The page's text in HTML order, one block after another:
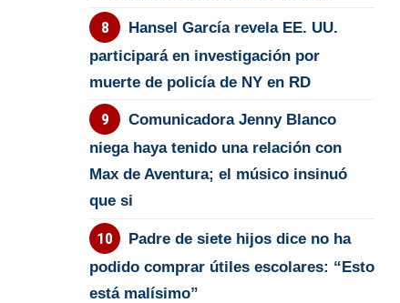
Hansel García revela EE. UU.
participará en investigación por
muerte de policía de NY en RD
Comunicadora Jenny Blanco
niega haya tenido una relación con
Max de Aventura; el músico insinuó
que si
Padre de siete hijos dice no ha
podido comprar útiles escolares: “Esto
está malísimo”